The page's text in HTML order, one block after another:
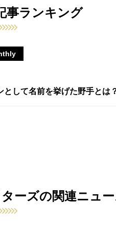
ランキング
として名前を挙げた野手とは
ーズの関連ニュ